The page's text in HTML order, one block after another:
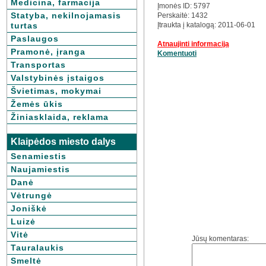
Medicina, farmacija
Statyba, nekilnojamasis
turtas
Paslaugos
Pramonė, įranga
Transportas
Valstybinės įstaigos
Švietimas, mokymai
Žemės ūkis
Žiniasklaida, reklama
Klaipėdos miesto dalys
Senamiestis
Naujamiestis
Danė
Vėtrungė
Joniškė
Luizė
Vitė
Tauralaukis
Smeltė
Įmonės ID: 5797
Perskaitė: 1432
Įtraukta į katalogą: 2011-06-01
Atnaujinti informaciją
Komentuoti
Jūsų komentaras: